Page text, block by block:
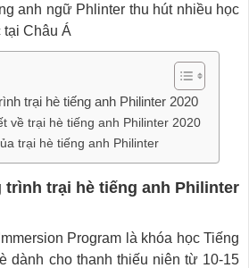
anh ngữ Phlinter thu hút nhiều học
Châu Á
trại hè tiếng anh Philinter 2020
về trại hè tiếng anh Philinter 2020
trại hè tiếng anh Philinter
trại hè tiếng anh Philinter
Program là khóa học Tiếng
dành cho thanh thiếu niên từ 10-15